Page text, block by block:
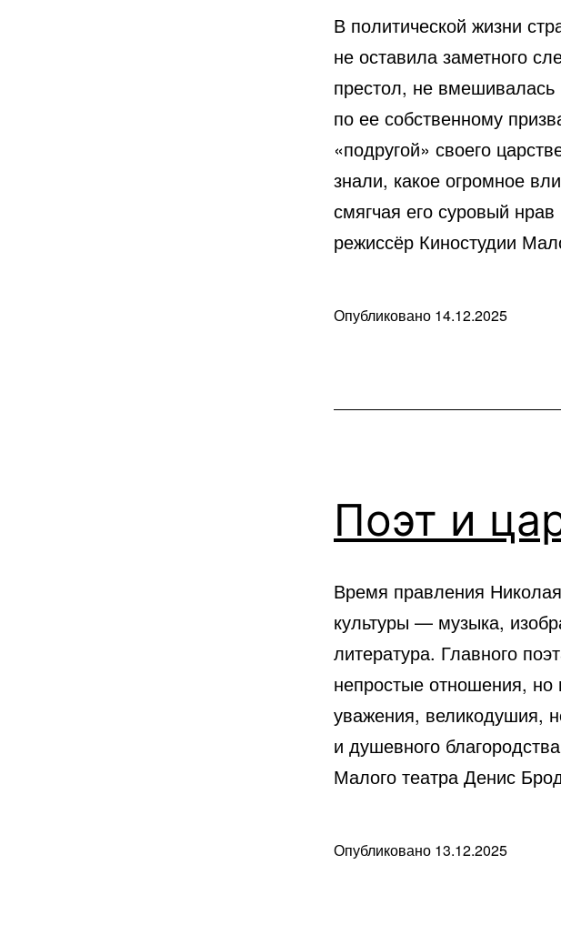
В политической жизни
не оставила заметного
престол, не вмешивалась
по ее собственному
«подругой» своего
знали, какое огромное
смягчая его суровый
режиссёр Киностудии
Опубликовано 14.12.2025
факты
Поэт и
Время правления
культуры — музыка,
литература. Главного
непростые отношения,
уважения, великодушия,
и душевного
Малого театра Денис
Опубликовано 13.12.2025